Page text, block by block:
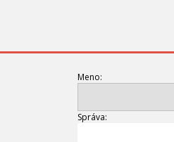
Meno:
Správa: